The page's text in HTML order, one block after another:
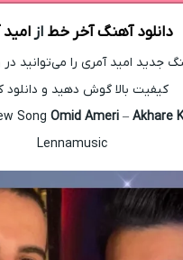
دانلود آهنگآخر خط از
جدید امید آمری را می‌توانید
کیفیت بالا گوش دهید و دانلود
Song Omid Ameri– Akhare
Lennamusic